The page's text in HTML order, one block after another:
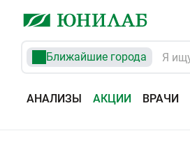
Ближайшие города
АНАЛИЗЫ АКЦИИ ВРАЧИ